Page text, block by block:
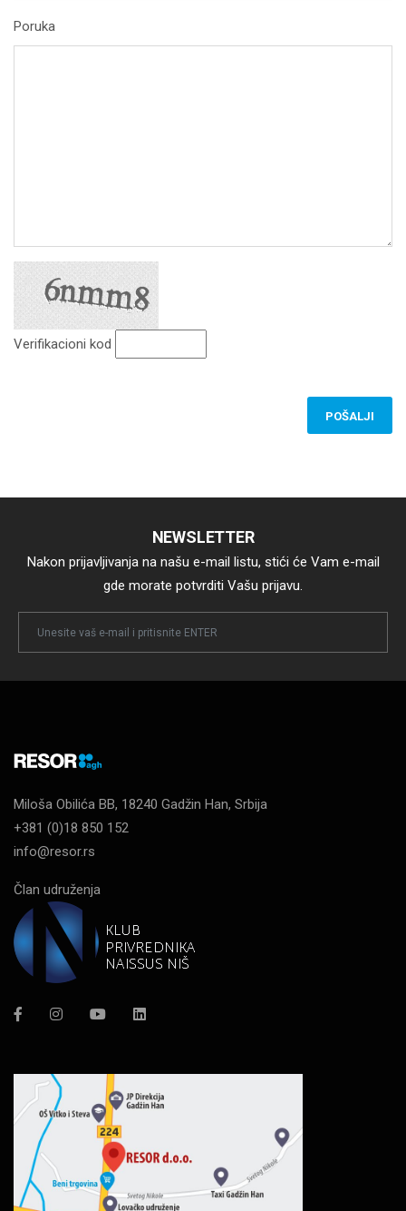
Poruka
Verifikacioni kod
POŠALJI
NEWSLETTER
Nakon prijavljivanja na našu e-mail listu, stići će Vam e-mail
gde morate potvrditi Vašu prijavu.
Miloša Obilića BB, 18240 Gadžin Han, Srbija
+381 (0)18 850 152
info@resor.rs
Član udruženja